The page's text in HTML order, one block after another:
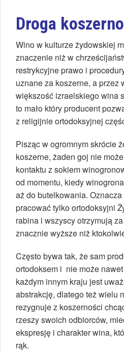
Droga
Wino w kulturze żydowskiej
znaczenie niż w
restrykcyjne prawo i
uznane za koszerne, a przez
większość izraelskiego wina
to mało który producent
z religijnie ortodoksyjnej
Pisząc w ogromnym skrócie
koszerne, żaden goj nie
kontaktu z sokiem
od momentu, kiedy
aż do butelkowania.
pracować tylko ortodoksyjni
rabina i wszyscy otrzymują
znacznie wyższe niż
Często bywa tak, że sam
ortodoksem i nie może
każdym innym kraju jest
abstrakcję, dlatego też wielu
rezygnuje z koszerności
rzeszy swoich odbiorców,
ekspresję i charakter wina,
rąk.